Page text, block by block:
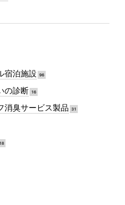
宿泊施設 96
の診断 16
消臭サービス製品 31
18